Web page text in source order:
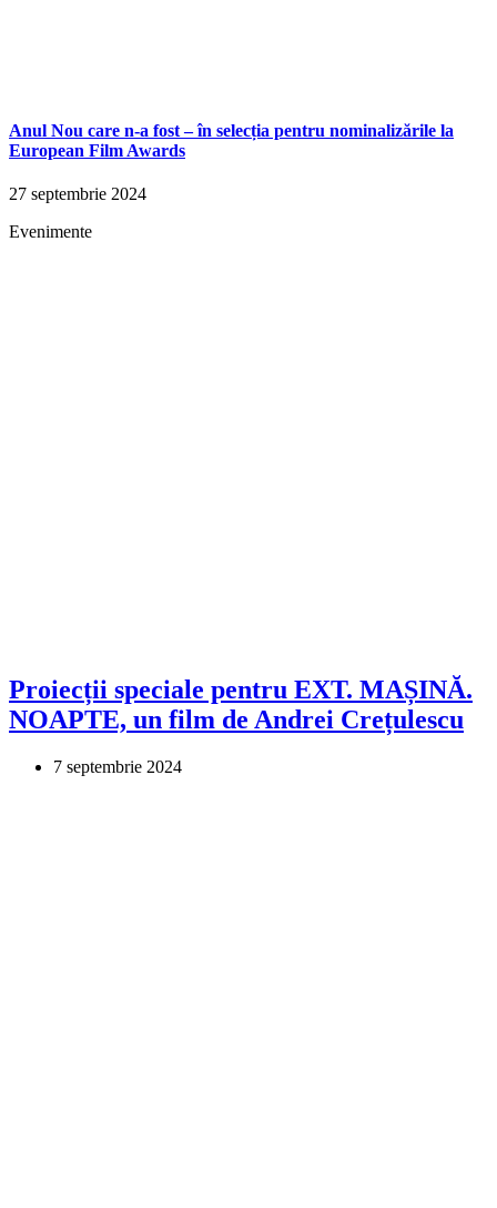
Anul Nou care n-a fost – în selecția pentru nominalizările la
European Film Awards
27 septembrie 2024
Evenimente
Proiecții speciale pentru EXT. MAȘINĂ.
NOAPTE, un film de Andrei Crețulescu
7 septembrie 2024